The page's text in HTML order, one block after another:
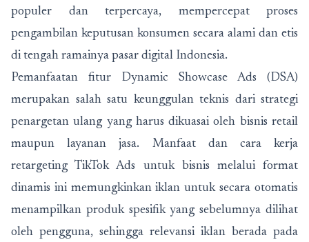
populer dan terpercaya, mempercepat proses
pengambilan keputusan konsumen secara alami dan etis
di tengah ramainya pasar digital Indonesia.
Pemanfaatan fitur Dynamic Showcase Ads (DSA)
merupakan salah satu keunggulan teknis dari strategi
penargetan ulang yang harus dikuasai oleh bisnis retail
maupun layanan jasa. Manfaat dan cara kerja
retargeting TikTok Ads untuk bisnis melalui format
dinamis ini memungkinkan iklan untuk secara otomatis
menampilkan produk spesifik yang sebelumnya dilihat
oleh pengguna, sehingga relevansi iklan berada pada